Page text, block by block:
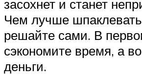
засохнет и станет
Чем лучше шпаклевать
решайте сами. В
сэкономите время, а
деньги.